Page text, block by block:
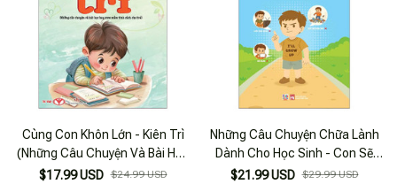
Cùng Con Khôn Lớn - Kiên Trì
(Những Câu Chuyện Và Bài Học
Hay Ươm Mầm Tính Cách Cho
$17.99 USD $24.99 USD
Những Câu Chuyện Chữa Lành
Dành Cho Học Sinh - Con Sẽ
Lớn Khôn
$21.99 USD $29.99 USD